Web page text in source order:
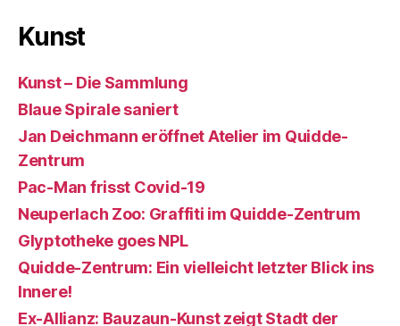
Kunst
Kunst – Die Sammlung
Blaue Spirale saniert
Jan Deichmann eröffnet Atelier im Quidde-
Zentrum
Pac-Man frisst Covid-19
Neuperlach Zoo: Graffiti im Quidde-Zentrum
Glyptotheke goes NPL
Quidde-Zentrum: Ein vielleicht letzter Blick ins
Innere!
Ex-Allianz: Bauzaun-Kunst zeigt Stadt der